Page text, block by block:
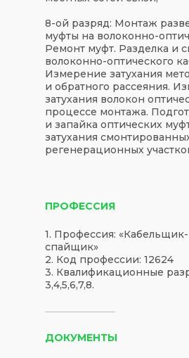
8-ой разряд: Монтаж
муфты на волоконно-
Ремонт муфт. Разделка и
волоконно-оптического
Измерение затухания
и обратного рассеяния.
затухания волокон
процессе монтажа.
и запайка оптических
затухания
регенерационных
ПРОФЕССИЯ
ДОКУМЕНТЫ
1. Профессия: «Кабельщик-
спайщик»
2. Код профессии: 12624
3. Квалификационные
3,4,5,6,7,8.